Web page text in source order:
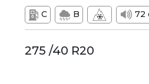
C B 72
275 /40 R20